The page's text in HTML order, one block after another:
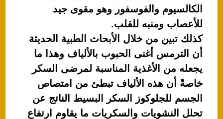
الكالسيوم والفوسفور وهو مقوى جيد
للأعصاب ومنبه للقلب.
كذلك تبين من خلال الأبحاث الطبية الحديثة
أن الترمس أغنى الحبوب بالألياف وهذا ما
يجعله من الأغذية المناسبة لمرضى السكر
خاصةً أن هذه الألياف تبطئ من امتصاص
الجسم للجلوكوز السكر البسيط الناتج عن
تحلل النشويات والسكريات ما يقاوم ارتفاع